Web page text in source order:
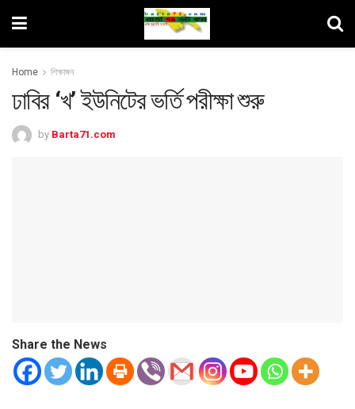
Home শিক্ষাঙ্গন
ঢাবির ‘খ’ ইউনিটের ভর্তি পরীক্ষা শুরু
by Barta71.com
Share the News